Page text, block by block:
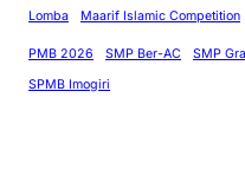
Lomba Maarif Islamic Competition
PMB 2026 SMP Ber-AC SMP
SPMB Imogiri